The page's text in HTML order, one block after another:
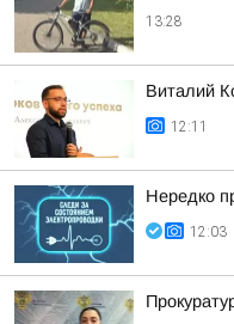
13:28
Виталий
12:11
Нередко
12:03